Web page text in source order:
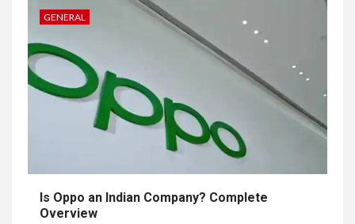
GENERAL
Is Oppo an Indian Company? Complete
Overview